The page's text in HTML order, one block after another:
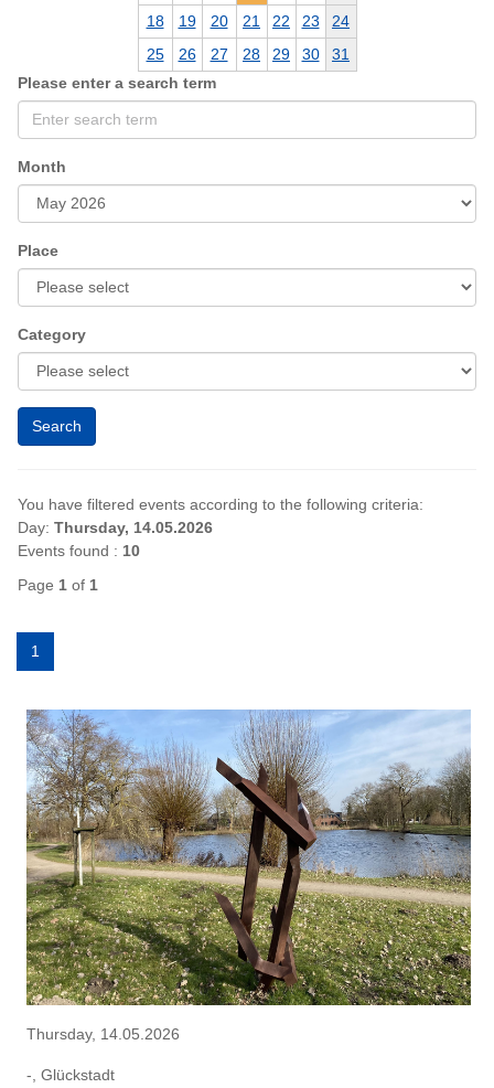
18
19 20 21 22 23
24
25
26 27 28 29 30
31
Please enter a search term
Month
Place
Category
You have filtered events according to the following criteria:
Day: Thursday, 14.05.2026
Events found : 10
Page 1 of 1
1
Thursday, 14.05.2026
-, Glückstadt